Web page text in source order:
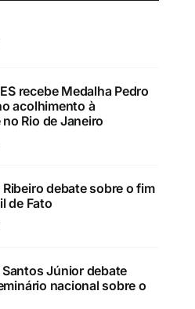
recebe Medalha Pedro
acolhimento à
Rio de Janeiro
debate sobre o fim
de Fato
Júnior debate
nacional sobre o